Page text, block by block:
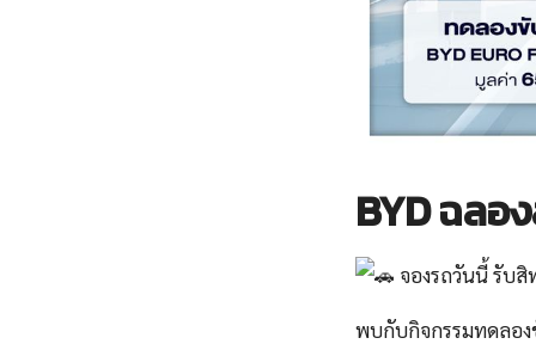
BYD ฉล
จองรถวันนี้ รับสิ
พบกับกิจกรรมทดลอง